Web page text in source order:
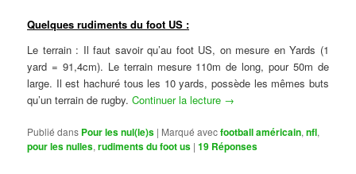
Quelques rudiments du foot US :
Le terrain : Il faut savoir qu’au foot US, on mesure en Yards (1
yard = 91,4cm). Le terrain mesure 110m de long, pour 50m de
large. Il est hachuré tous les 10 yards, possède les mêmes buts
qu’un terrain de rugby.Continuer la lecture →
Publié dans Pour les nul(le)s | Marqué avecfootball américain,nfl,
pour les nulles,rudiments du foot us |19 Réponses